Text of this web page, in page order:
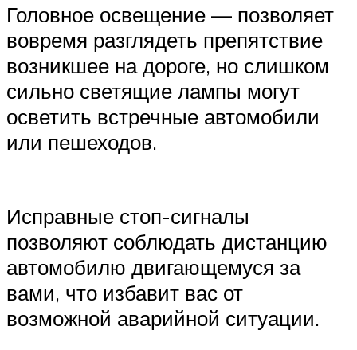
Головное освещение — позволяет
вовремя разглядеть препятствие
возникшее на дороге, но слишком
сильно светящие лампы могут
осветить встречные автомобили
или пешеходов.
Исправные стоп-сигналы
позволяют соблюдать дистанцию
автомобилю двигающемуся за
вами, что избавит вас от
возможной аварийной ситуации.